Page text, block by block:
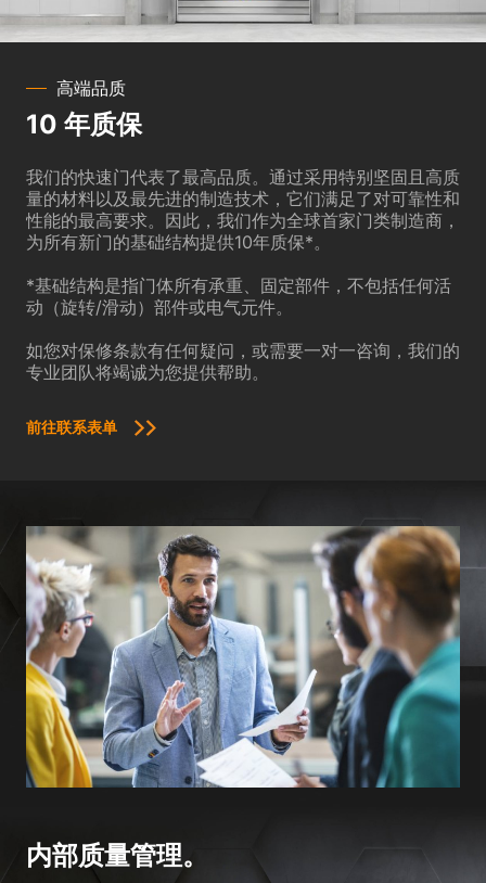
高端品质
10 年质保
我们的快速门代表了最高品质。通过采用特别坚固且高质
量的材料以及最先进的制造技术，它们满足了对可靠性和
性能的最高要求。因此，我们作为全球首家门类制造商，
为所有新门的基础结构提供10年质保*。
*基础结构是指门体所有承重、固定部件，不包括任何活
动（旋转/滑动）部件或电气元件。
如您对保修条款有任何疑问，或需要一对一咨询，我们的
专业团队将竭诚为您提供帮助。
前往联系表单
内部质量管理。